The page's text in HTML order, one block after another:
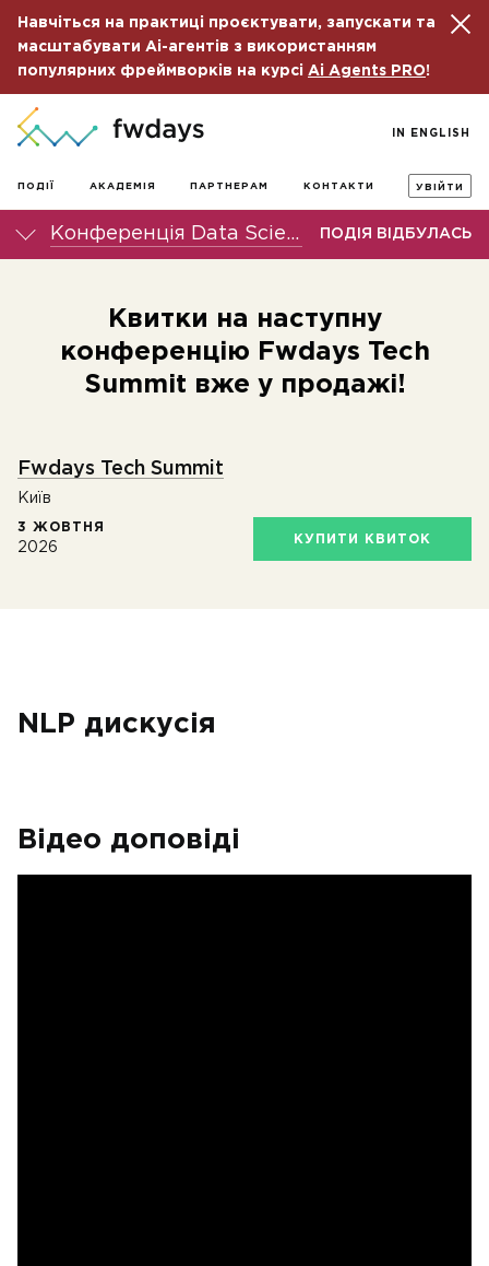
Навчіться на практиці проєктувати, запускати та
масштабувати Ai-агентів з використанням
популярних фреймворків на курсі Ai Agents PRO!
ПОДІЇ АКАДЕМІЯ ПАРТНЕРАМ КОНТАКТИ УВІЙТИ
IN ENGLISH
Конференція Data Science fwdays'21 ПОДІЯ ВІДБУЛАСЬ
Квитки на наступну
конференцію Fwdays Tech
Summit вже у продажі!
Fwdays Tech Summit
Київ
3 ЖОВТНЯ
2026
КУПИТИ КВИТОК
NLP дискусія
Відео доповіді